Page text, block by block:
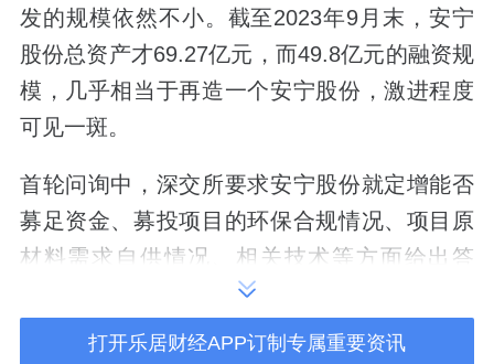
发的规模依然不小。截至2023年9月末，安宁
股份总资产才69.27亿元，而49.8亿元的融资规
模，几乎相当于再造一个安宁股份，激进程度
可见一斑。
首轮问询中，深交所要求安宁股份就定增能否
募足资金、募投项目的环保合规情况、项目原
材料需求自供情况、相关技术等方面给出答
值得一提的是，此次募投的“年产6万吨能源级
打开乐居财经APP订制专属重要资讯